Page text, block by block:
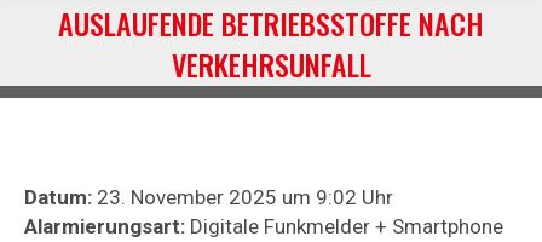
AUSLAUFENDE BETRIEBSSTOFFE NACH
VERKEHRSUNFALL
Sie befinden sich hier:
Datum: 23. November 2025 um 9:02 Uhr
Alarmierungsart: Digitale Funkmelder + Smartphone